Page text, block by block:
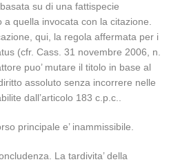
su di una fattispecie
quella invocata con la citazione.
qui, la regola affermata per i
(cfr. Cass. 31 novembre 2006, n.
puo’ mutare il titolo in base al
assoluto senza incorrere nelle
dall’articolo 183 c.p.c..
principale e’ inammissibile.
La tardivita’ della